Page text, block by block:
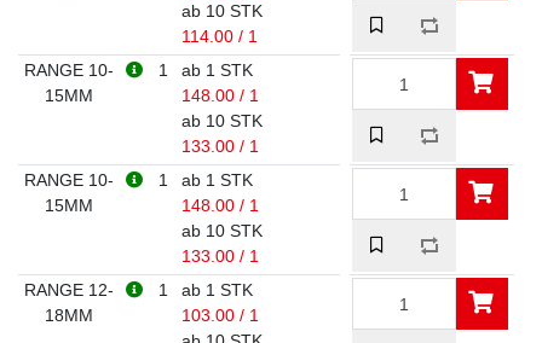
ab 10 STK
114.00 / 1
RANGE 10-
15MM
1
ab 1 STK
148.00 / 1
ab 10 STK
133.00 / 1
RANGE 10-
15MM
1
ab 1 STK
148.00 / 1
ab 10 STK
133.00 / 1
RANGE 12-
18MM
1
ab 1 STK
103.00 / 1